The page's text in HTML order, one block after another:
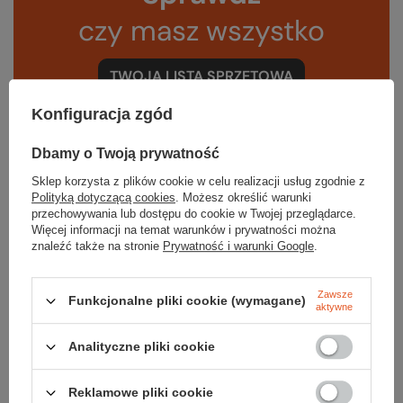
czy masz wszystko
TWOJA LISTA SPRZĘTOWA
Gwarancja
Na sprzedawane produkty udzielana jest 24-miesięczna rękojmia na
podstawie ustawy z dnia 30 maja 2014r. o prawach konsumenta.
PODMIOT ODPOWIEDZIALNY ZA TEN PRODUKT NA TERENIE UE
Black Diamond Equipment Europe GmbH
Konfiguracja zgód
Dbamy o Twoją prywatność
Sklep korzysta z plików cookie w celu realizacji usług zgodnie z
Polityką dotyczącą cookies. Możesz określić warunki
przechowywania lub dostępu do cookie w Twojej przeglądarce.
Więcej informacji na temat warunków i prywatności można
znaleźć także na stronie Prywatność i warunki Google.
Funkcjonalne pliki cookie (wymagane)
Zawsze
aktywne
Analityczne pliki cookie
Reklamowe pliki cookie